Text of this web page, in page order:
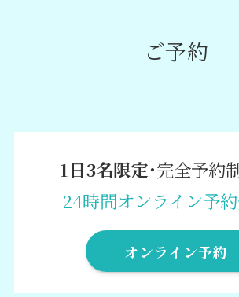
ご予約
1日3名限定･完全予約
24時間オンライン予
オンライン予約